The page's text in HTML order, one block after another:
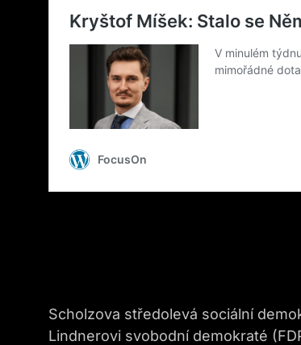
Scholzova středolevá sociální
Lindnerovi svobodní demokraté